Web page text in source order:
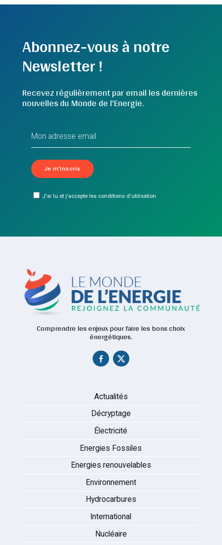
Abonnez-vous à notre
Newsletter !
Recevez régulièrement par email les dernières
nouvelles du Monde de l'Energie.
J'ai lu et j'accepte les conditions d'utilisation
Comprendre les enjeux pour faire les bons choix
énergétiques.
Actualités
Décryptage
Électricité
Energies Fossiles
Energies renouvelables
Environnement
Hydrocarbures
International
Nucléaire